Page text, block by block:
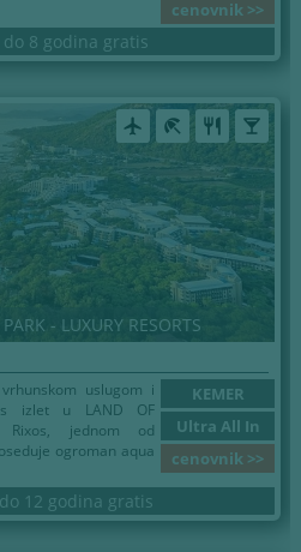
cenovnik >>
do 8 godina gratis
airplanemode_active beach_access restaurant local_bar
- LUXURY RESORTS
KEMER
Ultra All In
cenovnik >>
uslugom i
izlet u LAND OF
Rixos, jednom od
ogroman aqua
12 godina gratis